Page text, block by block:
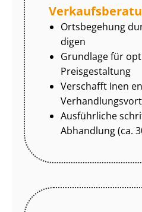
Ortsbegehung
di­gen
Grundlage für
Preisgestaltung
Verschafft Inen
Ausführliche
Abhandlung (ca.